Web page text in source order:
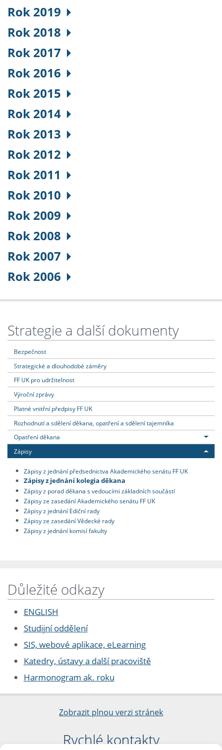
Rok 2019
Rok 2018
Rok 2017
Rok 2016
Rok 2015
Rok 2014
Rok 2013
Rok 2012
Rok 2011
Rok 2010
Rok 2009
Rok 2008
Rok 2007
Rok 2006
Strategie a další dokumenty
Bezpečnost
Strategické a dlouhodobé záměry
FF UK pro udržitelnost
Výroční zprávy
Platné vnitřní předpisy FF UK
Rozhodnutí a sdělení děkana, opatření a sdělení tajemníka
Opatření děkana
Zápisy
Zápisy z jednání předsednictva Akademického senátu FF UK
Zápisy z jednání kolegia děkana
Zápisy z porad děkana s vedoucími základních součástí
Zápisy ze zasedání Akademického senátu FF UK
Zápisy z jednání Ediční rady
Zápisy ze zasedání Vědecké rady
Zápisy z jednání komisí fakulty
Důležité odkazy
ENGLISH
Studijní oddělení
SIS, webové aplikace, eLearning
Katedry, ústavy a další pracoviště
Harmonogram ak. roku
Zobrazit plnou verzi stránek
Rychlé kontakty